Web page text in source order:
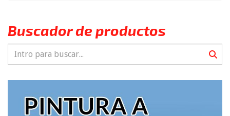
Buscador de productos